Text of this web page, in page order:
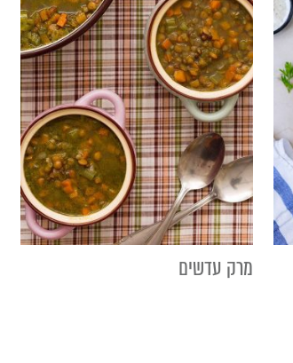
מרק עדשים